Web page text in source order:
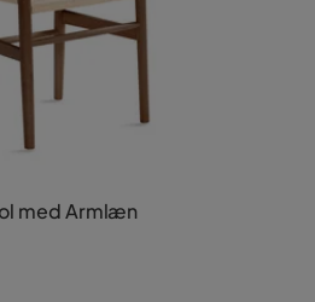
med Armlæn